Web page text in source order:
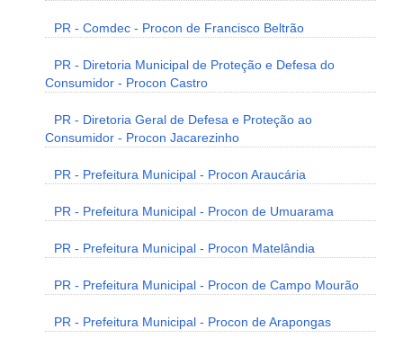
PR - Comdec - Procon de Francisco Beltrão
PR - Diretoria Municipal de Proteção e Defesa do
Consumidor - Procon Castro
PR - Diretoria Geral de Defesa e Proteção ao
Consumidor - Procon Jacarezinho
PR - Prefeitura Municipal - Procon Araucária
PR - Prefeitura Municipal - Procon de Umuarama
PR - Prefeitura Municipal - Procon Matelândia
PR - Prefeitura Municipal - Procon de Campo Mourão
PR - Prefeitura Municipal - Procon de Arapongas